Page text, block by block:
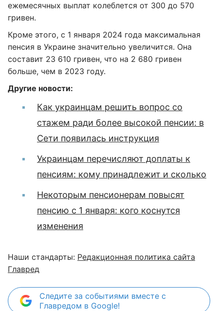
ежемесячных выплат колеблется от 300 до 570
гривен.
Кроме этого, с 1 января 2024 года максимальная
пенсия в Украине значительно увеличится. Она
составит 23 610 гривен, что на 2 680 гривен
больше, чем в 2023 году.
Другие новости:
Как украинцам решить вопрос со
стажем ради более высокой пенсии: в
Сети появилась инструкция
Украинцам перечисляют доплаты к
пенсиям: кому принадлежит и сколько
Некоторым пенсионерам повысят
пенсию с 1 января: кого коснутся
изменения
Наши стандарты: Редакционная политика сайта
Главред
Следите за событиями вместе с
Главредом в Google!